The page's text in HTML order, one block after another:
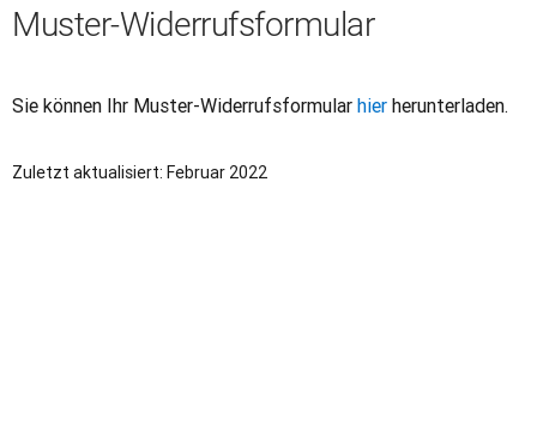
Muster-Widerrufsformular
Sie können Ihr Muster-Widerrufsformular hier herunterladen.
Zuletzt aktualisiert: Februar 2022